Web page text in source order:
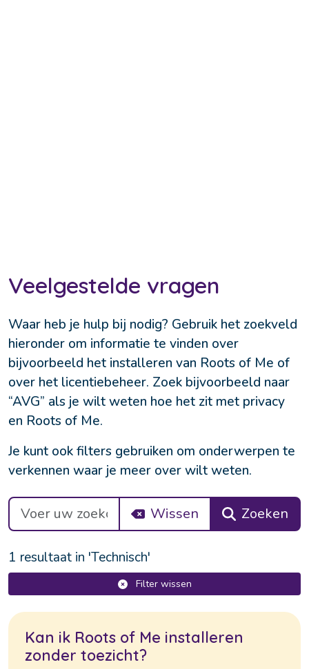
Veelgestelde vragen
Waar heb je hulp bij nodig? Gebruik het zoekveld
hieronder om informatie te vinden over
bijvoorbeeld het installeren van Roots of Me of
over het licentiebeheer. Zoek bijvoorbeeld naar
“AVG” als je wilt weten hoe het zit met privacy
en Roots of Me.
Je kunt ook filters gebruiken om onderwerpen te
verkennen waar je meer over wilt weten.
Wissen Zoeken
1 resultaat in 'Technisch'
Filter wissen
Kan ik Roots of Me installeren
zonder toezicht?